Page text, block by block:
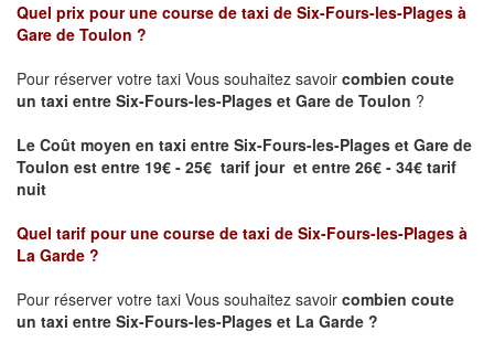
Quel prix pour une course de taxi de Six-Fours-les-Plages à
Gare de Toulon ?
Pour réserver votre taxi Vous souhaitez savoir combien coute
un taxi entre Six-Fours-les-Plages et Gare de Toulon ?
Le Coût moyen en taxi entre Six-Fours-les-Plages et Gare de
Toulon est entre 19€ - 25€ tarif jour et entre 26€ - 34€ tarif
nuit
Quel tarif pour une course de taxi de Six-Fours-les-Plages à
La Garde ?
Pour réserver votre taxi Vous souhaitez savoir combien coute
un taxi entre Six-Fours-les-Plages et La Garde ?